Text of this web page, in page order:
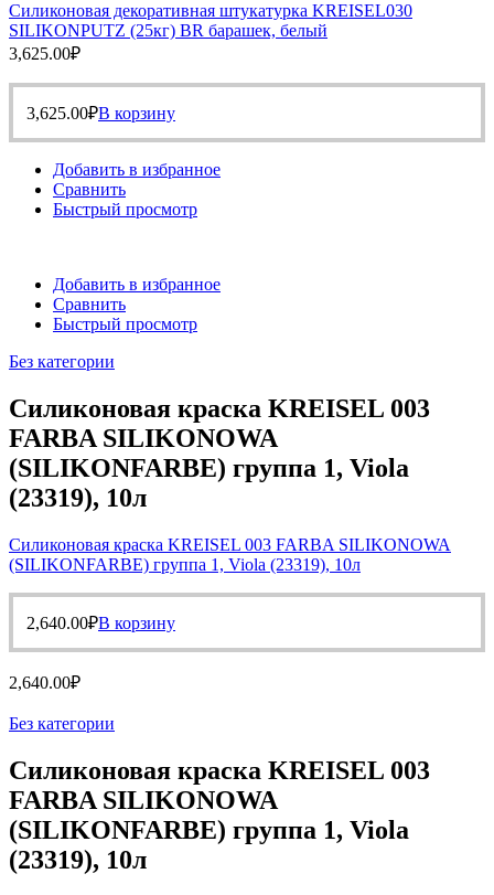
Силиконовая декоративная штукатурка KREISEL030
SILIKONPUTZ (25кг) BR барашек, белый
3,625.00₽
3,625.00₽В корзину
Добавить в избранное
Сравнить
Быстрый просмотр
Добавить в избранное
Сравнить
Быстрый просмотр
Без категории
Силиконовая краска KREISEL 003
FARBA SILIKONOWA
(SILIKONFARBE) группа 1, Viola
(23319), 10л
Силиконовая краска KREISEL 003 FARBA SILIKONOWA
(SILIKONFARBE) группа 1, Viola (23319), 10л
2,640.00₽В корзину
2,640.00₽
Без категории
Силиконовая краска KREISEL 003
FARBA SILIKONOWA
(SILIKONFARBE) группа 1, Viola
(23319), 10л